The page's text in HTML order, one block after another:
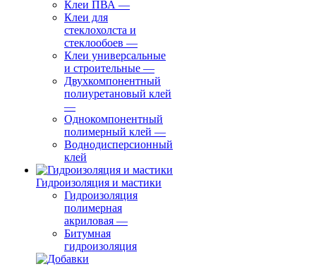
Клеи ПВА —
Клеи для
стеклохолста и
стеклообоев —
Клеи универсальные
и строительные —
Двухкомпонентный
полиуретановый клей
—
Однокомпонентный
полимерный клей —
Воднодисперсионный
клей
Гидроизоляция и мастики
Гидроизоляция
полимерная
акриловая —
Битумная
гидроизоляция